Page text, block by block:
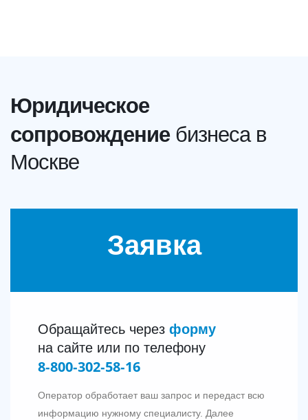
Юридическое
сопровождениебизнеса в
Москве
Заявка
Обращайтесь через форму
на сайте или по телефону
8‑800‑302‑58‑16
Оператор обработает ваш запрос и передаст всю
информацию нужному специалисту. Далее